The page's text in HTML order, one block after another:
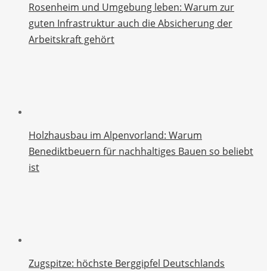
Rosenheim und Umgebung leben: Warum zur
guten Infrastruktur auch die Absicherung der
Arbeitskraft gehört
Holzhausbau im Alpenvorland: Warum
Benediktbeuern für nachhaltiges Bauen so beliebt
ist
Zugspitze: höchste Berggipfel Deutschlands